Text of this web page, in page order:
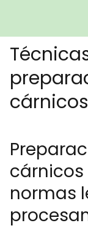
normas